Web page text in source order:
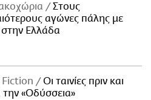
Στους
αγώνες πάλης με
στην Ελλάδα
Fiction
Οι ταινίες πριν και
την «Οδύσσεια»